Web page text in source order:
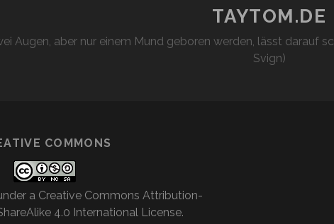
TAYTOM.DE
Augen, aber nur einem Mund geboren werden, lässt darauf
Svign)
COMMONS
a Creative Commons Attribution-
4.0 International License.